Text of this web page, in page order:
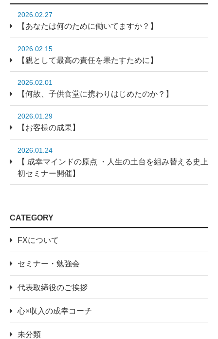
2026.02.27
【あなたは何のために働いてますか？】
2026.02.15
【親として最高の責任を果たすために】
2026.02.01
【何故、子供食堂に携わりはじめたのか？】
2026.01.29
【お客様の成果】
2026.01.24
【 成幸マインドの原点 ・人生の土台を組み替える史上
初セミナー開催】
CATEGORY
FXについて
セミナー・勉強会
代表取締役のご挨拶
心×収入の成幸コーチ
未分類